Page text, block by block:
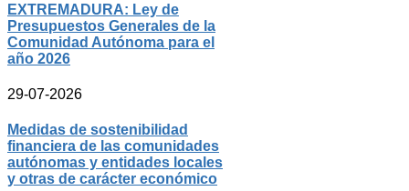
EXTREMADURA: Ley de
Presupuestos Generales de la
Comunidad Autónoma para el
año 2026
29-07-2026
Medidas de sostenibilidad
financiera de las comunidades
autónomas y entidades locales
y otras de carácter económico